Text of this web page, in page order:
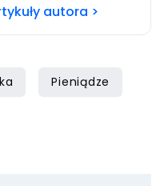
rok dbał o serwis
i pisaniem o
autora >
Pieniądze